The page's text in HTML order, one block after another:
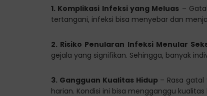
1. Komplikasi Infeksi yang Meluas –
tertangani, infeksi bisa menyebar dan
2. Risiko Penularan Infeksi Menular
gejala yang signifikan. Sehingga, banyak
3. Gangguan Kualitas Hidup– Rasa gatal
harian. Kondisi ini bisa mengganggu